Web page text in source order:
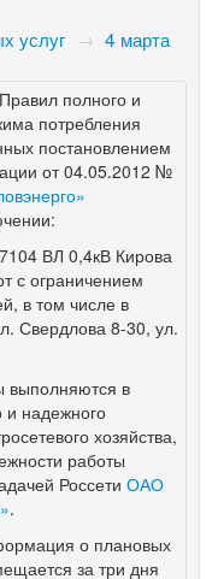
услуг → 4 марта
полного и
потребления
постановлением
от 04.05.2012 №
ВЛ 0,4кВ Кирова
с ограничением
в том числе в
Свердлова 8-30, ул.
выполняются в
и надежного
хозяйства,
работы
Россети ОАО
.
о плановых
за три дня